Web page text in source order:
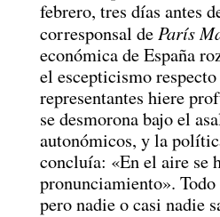
febrero, tres días antes
corresponsal de París
económica de España
el escepticismo
representantes hiere
se desmorona bajo el
autonómicos, y la
concluía: «En el aire se
pronunciamiento».
pero nadie o casi nadie